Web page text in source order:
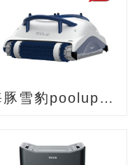
海豚雪豹poolup泳池吸污机